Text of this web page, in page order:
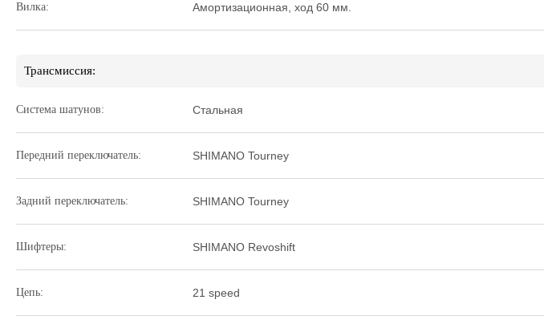
Вилка: Амортизационная, ход 60 мм.
Трансмиссия:
Система шатунов: Стальная
Передний переключатель: SHIMANO Tourney
Задний переключатель: SHIMANO Tourney
Шифтеры: SHIMANO Revoshift
Цепь: 21 speed